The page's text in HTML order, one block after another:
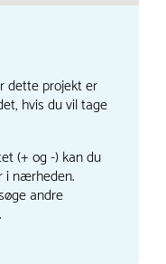
dette projekt er
hvis du vil tage
(+ og -) kan du
i nærheden.
andre